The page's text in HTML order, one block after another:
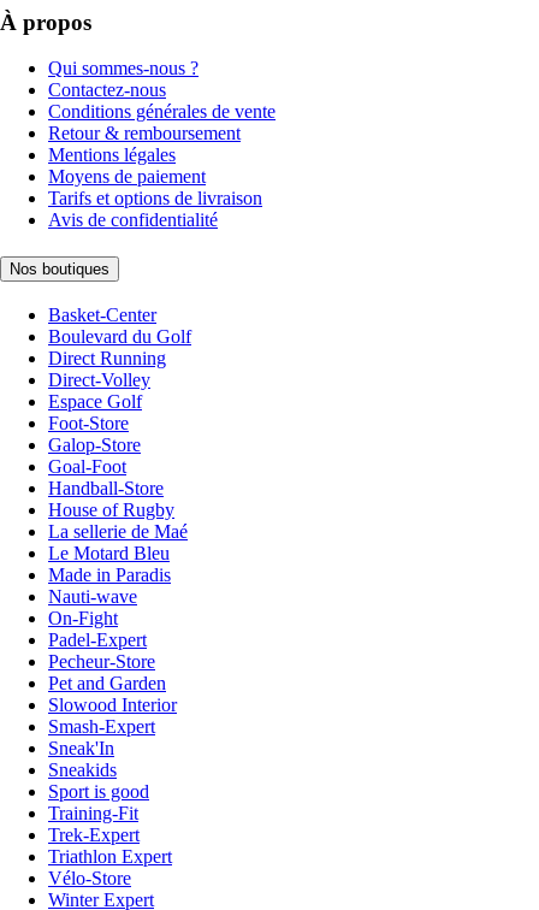
À propos
Qui sommes-nous ?
Contactez-nous
Conditions générales de vente
Retour & remboursement
Mentions légales
Moyens de paiement
Tarifs et options de livraison
Avis de confidentialité
Nos boutiques
Basket-Center
Boulevard du Golf
Direct Running
Direct-Volley
Espace Golf
Foot-Store
Galop-Store
Goal-Foot
Handball-Store
House of Rugby
La sellerie de Maé
Le Motard Bleu
Made in Paradis
Nauti-wave
On-Fight
Padel-Expert
Pecheur-Store
Pet and Garden
Slowood Interior
Smash-Expert
Sneak'In
Sneakids
Sport is good
Training-Fit
Trek-Expert
Triathlon Expert
Vélo-Store
Winter Expert